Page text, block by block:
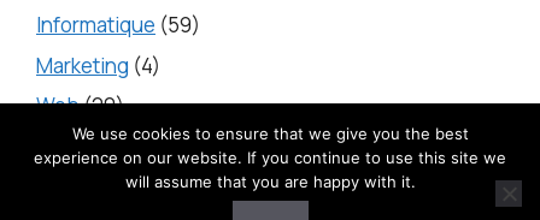
Informatique (59)
Marketing (4)
Web(20)
We use cookies to ensure that we give you the best
experience on our website. If you continue to use this site we
will assume that you are happy with it.